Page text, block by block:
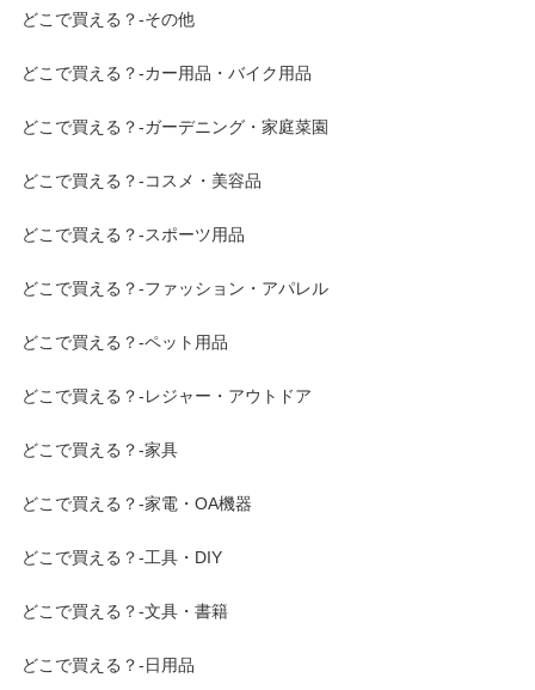
どこで買える？-その他
どこで買える？-カー用品・バイク用品
どこで買える？-ガーデニング・家庭菜園
どこで買える？-コスメ・美容品
どこで買える？-スポーツ用品
どこで買える？-ファッション・アパレル
どこで買える？-ペット用品
どこで買える？-レジャー・アウトドア
どこで買える？-家具
どこで買える？-家電・OA機器
どこで買える？-工具・DIY
どこで買える？-文具・書籍
どこで買える？-日用品